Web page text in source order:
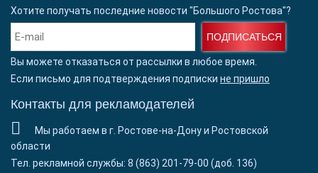
Хотите получать последние новости "Большого Ростова"?
ПОДПИСАТЬСЯ
Вы можете отказаться от рассылки в любое время.
Если письмо для подтверждения подписки не пришло
Контакты для рекламодателей
Мы работаем в г. Ростове-на-Дону и Ростовской
области
Тел. рекламной службы: 8 (863) 201-79-00 (доб. 136)